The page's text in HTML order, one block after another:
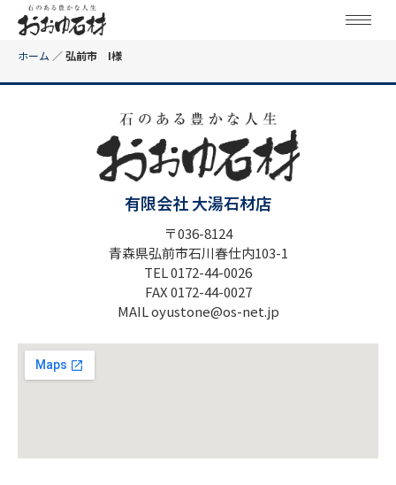
ホーム ／弘前市 I様
有限会社 大湯石材店
〒036-8124
青森県弘前市石川春仕内103-1
TEL 0172-44-0026
FAX 0172-44-0027
MAIL oyustone@os-net.jp